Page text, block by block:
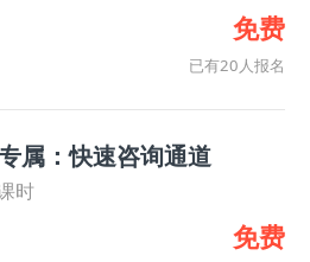
免费
已有20人报名
属：快速咨询通道
时
免费